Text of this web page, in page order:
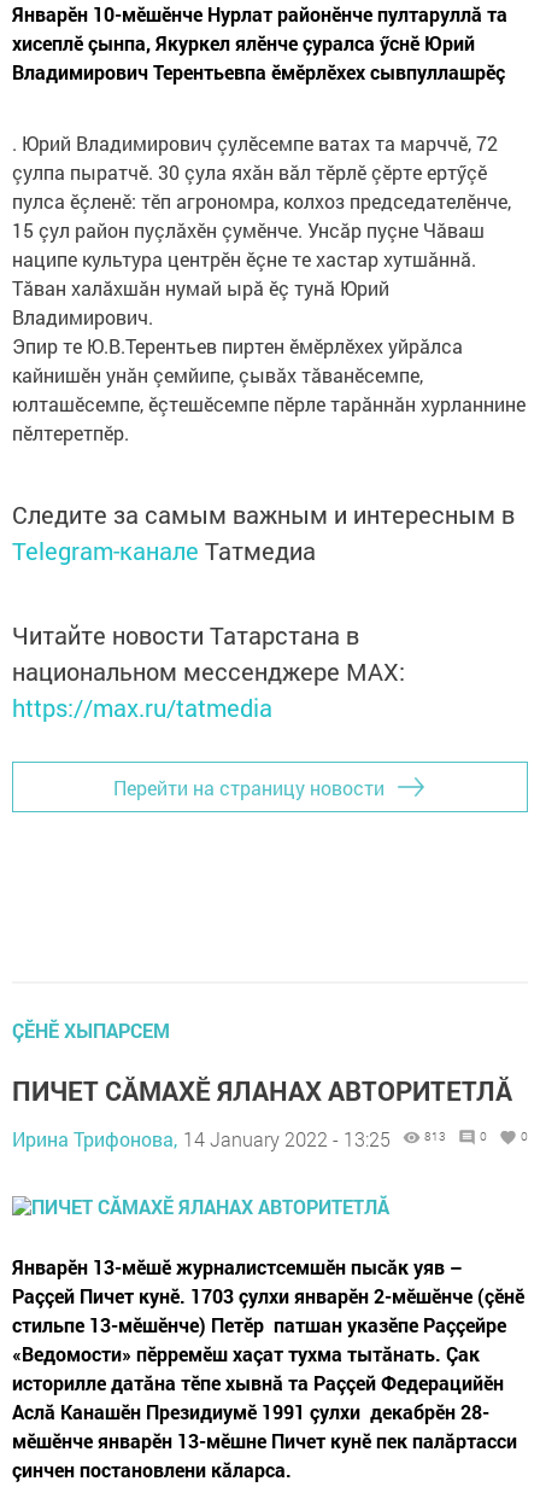
Январӗн 10-мӗшӗнче Нурлат районӗнче пултаруллă та
хисеплӗ çынпа, Якуркел ялӗнче çуралса ӳснӗ Юрий
Владимирович Терентьевпа ӗмӗрлӗхех сывпуллашрӗç
. Юрий Владимирович çулӗсемпе ватах та марччӗ, 72
çулпа пыратчӗ. 30 çула яхăн вăл тӗрлӗ çӗрте ертӳçӗ
пулса ӗçленӗ: тӗп агрономра, колхоз председателӗнче,
15 çул район пуçлăхӗн çумӗнче. Унсăр пуçне Чăваш
наципе культура центрӗн ӗçне те хастар хутшăннă.
Тăван халăхшăн нумай ырă ӗç тунă Юрий
Владимирович.
Эпир те Ю.В.Терентьев пиртен ӗмӗрлӗхех уйрăлса
кайнишӗн унăн çемйипе, çывăх тăванӗсемпе,
юлташӗсемпе, ӗçтешӗсемпе пӗрле тарăннăн хурланнине
пӗлтеретпӗр.
Следите за самым важным и интересным в
Telegram-канале Татмедиа
Читайте новости Татарстана в
национальном мессенджере MАХ:
https://max.ru/tatmedia
Перейти на страницу новости
ÇӖНӖ ХЫПАРСЕМ
ПИЧЕТ СĂМАХӖ ЯЛАНАХ АВТОРИТЕТЛĂ
Ирина Трифонова, 14 January 2022 - 13:25 813 0 0
Январӗн 13-мӗшӗ журналистсемшӗн пысăк уяв –
Раççей Пичет кунӗ. 1703 çулхи январӗн 2-мӗшӗнче (çӗнӗ
стильпе 13-мӗшӗнче) Петӗр патшан указӗпе Раççейре
«Ведомости» пӗрремӗш хаçат тухма тытăнать. Çак
историлле датăна тӗпе хывнă та Раççей Федерацийӗн
Аслă Канашӗн Президиумӗ 1991 çулхи декабрӗн 28-
мӗшӗнче январӗн 13-мӗшне Пичет кунӗ пек палăртасси
çинчен постановлени кăларса.